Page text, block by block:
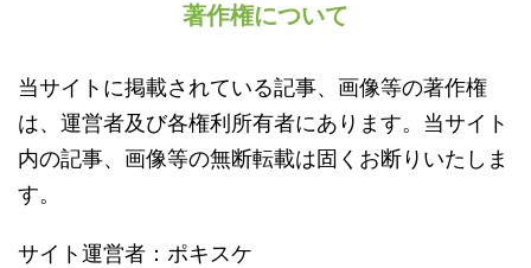
著作権について
当サイトに掲載されている記事、画像等の著作権
は、運営者及び各権利所有者にあります。当サイト
内の記事、画像等の無断転載は固くお断りいたしま
す。
サイト運営者：ポキスケ